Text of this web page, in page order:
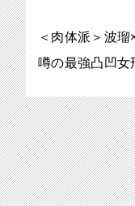
＜肉体派＞波
噂の最強凸凹女